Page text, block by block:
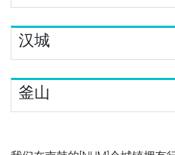
汉城
釜山